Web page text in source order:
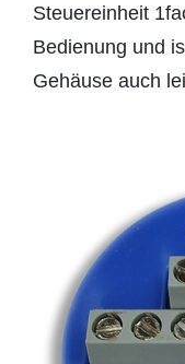
Steuereinheit
Bedienung und
Gehäuse auch